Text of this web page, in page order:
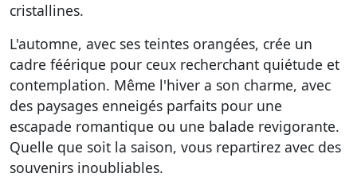
cristallines.
L'automne, avec ses teintes orangées, crée un
cadre féérique pour ceux recherchant quiétude et
contemplation. Même l'hiver a son charme, avec
des paysages enneigés parfaits pour une
escapade romantique ou une balade revigorante.
Quelle que soit la saison, vous repartirez avec des
souvenirs inoubliables.